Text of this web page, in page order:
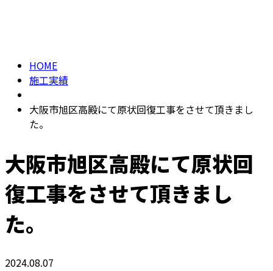
HOME
施工実績
大阪市旭区高殿にて原状回復工事をさせて頂きまし
た。
大阪市旭区高殿にて原状回
復工事をさせて頂きまし
た。
2024.08.07